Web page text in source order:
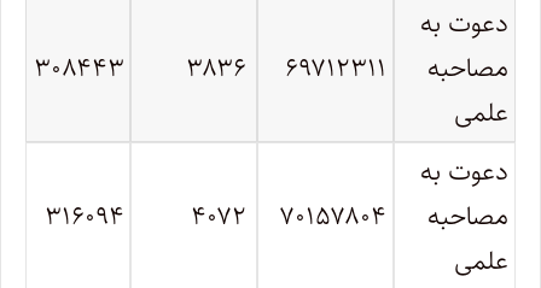
دعوت به
مصاحبه
علمی
۶۹۷۱۲۳۱۱ ۳۸۳۶ ۳۰۸۴۴۳
دعوت به
مصاحبه
علمی
۷۰۱۵۷۸۰۴ ۴۰۷۲ ۳۱۶۰۹۴